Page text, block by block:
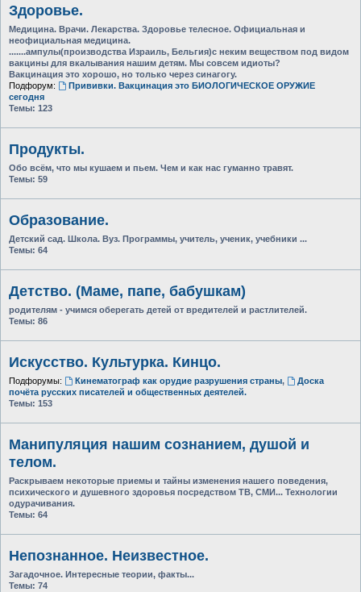
Здоровье.
Медицина. Врачи. Лекарства. Здоровье телесное. Официальная и
неофициальная медицина.
.......ампулы(производства Израиль, Бельгия)с неким веществом под видом
вакцины для вкалывания нашим детям. Мы совсем идиоты?
Вакцинация это хорошо, но только через синагогу.
Подфорум:
Прививки. Вакцинация это БИОЛОГИЧЕСКОЕ ОРУЖИЕ
сегодня
Темы: 123
Продукты.
Обо всём, что мы кушаем и пьем. Чем и как нас гуманно травят.
Темы: 59
Образование.
Детский сад. Школа. Вуз. Программы, учитель, ученик, учебники ...
Темы: 64
Детство. (Маме, папе, бабушкам)
родителям - учимся оберегать детей от вредителей и растлителей.
Темы: 86
Искусство. Культурка. Кинцо.
Подфорумы: Кинематограф как орудие разрушения страны,
Доска
почёта русских писателей и общественных деятелей.
Темы: 153
Манипуляция нашим сознанием, душой и
телом.
Раскрываем некоторые приемы и тайны изменения нашего поведения,
психического и душевного здоровья посредством ТВ, СМИ... Технологии
одурачивания.
Темы: 64
Непознанное. Неизвестное.
Загадочное. Интересные теории, факты...
Темы: 74